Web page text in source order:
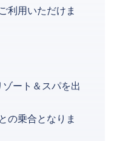
利用いただけま
ート＆スパを出
の乗合となりま